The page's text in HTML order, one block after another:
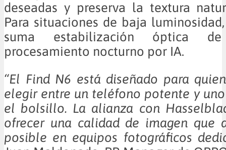
deseadas y preserva la textura
Para situaciones de baja
suma estabilización óptica
procesamiento nocturno por IA.
“El Find N6 está diseñado para
elegir entre un teléfono potente y
el bolsillo. La alianza con
ofrecer una calidad de imagen que
posible en equipos fotográficos